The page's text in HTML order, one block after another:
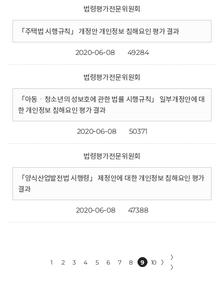
법령평가전문위원회
「주택법 시행규칙」 개정안 개인정보 침해요인 평가 결과
2020-06-08 49284
법령평가전문위원회
「아동ㆍ청소년의 성보호에 관한 법률 시행규칙」 일부개정안에 대
한 개인정보 침해요인 평가 결과
2020-06-08 50371
법령평가전문위원회
「양식산업발전법 시행령」 제정안에 대한 개인정보 침해요인 평가
결과
2020-06-08 47388
1 2 3 4 5 6 7 8 9 10 〉
〉
〉